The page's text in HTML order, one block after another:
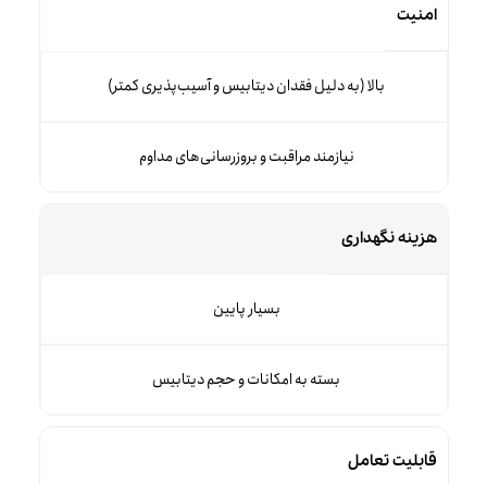
امنیت
بالا (به دلیل فقدان دیتابیس و آسیب‌پذیری کمتر)
نیازمند مراقبت و بروزرسانی‌های مداوم
هزینه نگهداری
بسیار پایین
بسته به امکانات و حجم دیتابیس
قابلیت تعامل